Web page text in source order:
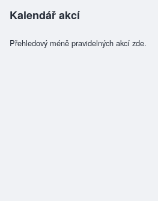
Kalendář akcí
Přehledový méně pravidelných akcí zde.